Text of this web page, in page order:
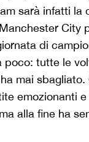
sarà infatti la
City
di
poco: tutte le
mai
emozionanti
alla fine ha